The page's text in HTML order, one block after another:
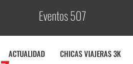
Eventos 507
ACTUALIDAD CHICAS VIAJERAS 3K